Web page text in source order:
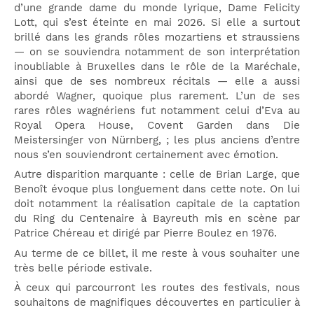
d’une grande dame du monde lyrique, Dame Felicity
Lott, qui s’est éteinte en mai 2026. Si elle a surtout
brillé dans les grands rôles mozartiens et straussiens
— on se souviendra notamment de son interprétation
inoubliable à Bruxelles dans le rôle de la Maréchale,
ainsi que de ses nombreux récitals — elle a aussi
abordé Wagner, quoique plus rarement. L’un de ses
rares rôles wagnériens fut notamment celui d’Eva au
Royal Opera House, Covent Garden dans Die
Meistersinger von Nürnberg, ; les plus anciens d’entre
nous s’en souviendront certainement avec émotion.
Autre disparition marquante : celle de Brian Large, que
Benoît évoque plus longuement dans cette note. On lui
doit notamment la réalisation capitale de la captation
du Ring du Centenaire à Bayreuth mis en scène par
Patrice Chéreau et dirigé par Pierre Boulez en 1976.
Au terme de ce billet, il me reste à vous souhaiter une
très belle période estivale.
À ceux qui parcourront les routes des festivals, nous
souhaitons de magnifiques découvertes en particulier à